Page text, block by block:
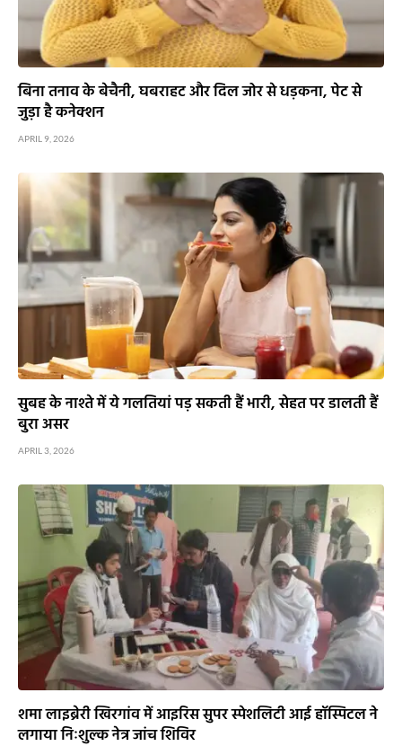
बिना तनाव के बेचैनी, घबराहट और दिल जोर से धड़कना, पेट से
जुड़ा है कनेक्शन
APRIL 9, 2026
सुबह के नाश्ते में ये गलतियां पड़ सकती हैं भारी, सेहत पर डालती हैं
बुरा असर
APRIL 3, 2026
शमा लाइब्रेरी खिरगांव में आइरिस सुपर स्पेशलिटी आई हॉस्पिटल ने
लगाया निःशुल्क नेत्र जांच शिविर